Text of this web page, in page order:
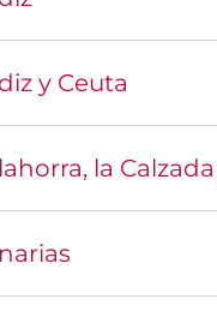
y Ceuta
la